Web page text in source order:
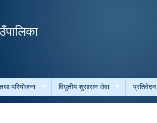
परियोजना विधुतीय शुसासन सेवा प्रतिवेदन